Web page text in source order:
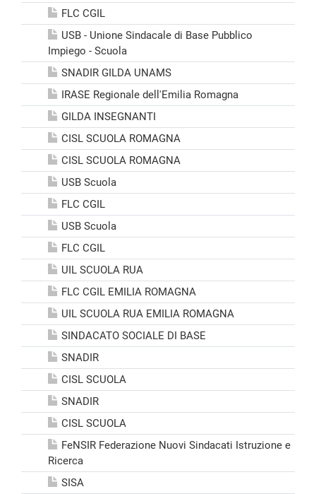
FLC CGIL
USB - Unione Sindacale di Base Pubblico
Impiego - Scuola
SNADIR GILDA UNAMS
IRASE Regionale dell'Emilia Romagna
GILDA INSEGNANTI
CISL SCUOLA ROMAGNA
CISL SCUOLA ROMAGNA
USB Scuola
FLC CGIL
USB Scuola
FLC CGIL
UIL SCUOLA RUA
FLC CGIL EMILIA ROMAGNA
UIL SCUOLA RUA EMILIA ROMAGNA
SINDACATO SOCIALE DI BASE
SNADIR
CISL SCUOLA
SNADIR
CISL SCUOLA
FeNSIR Federazione Nuovi Sindacati Istruzione e
Ricerca
SISA